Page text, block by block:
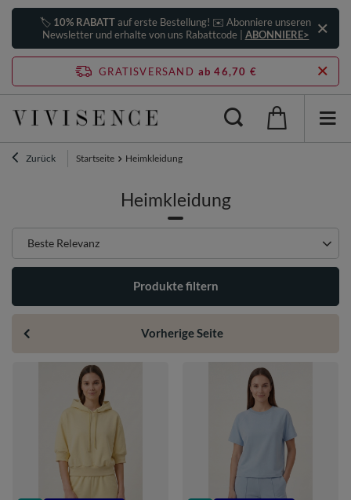
🏷️ 10% RABATTauf erste Bestellung! ✉️ Abonniere unseren
Newsletter und erhalte von uns Rabattcode | ABONNIERE>
GRATISVERSAND ab 46,70 €
Zurück Startseite Heimkleidung
Heimkleidung
Sortierung ändern
Beste Relevanz
Produkte filtern
Vorherige Seite